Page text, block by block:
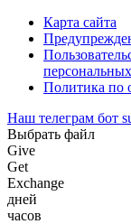
Карта сайта
Политика по
Наш телеграм бот
Выбрать файл
Give
Get
Exchange
дней
часов